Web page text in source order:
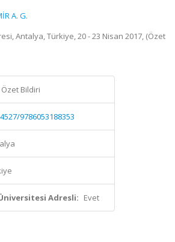
A. G.
Antalya, Türkiye, 20 - 23 Nisan 2017, (Özet
Bildiri
9786053188353
Adresli: Evet